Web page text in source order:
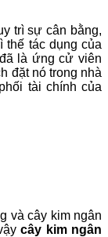
trì sự cân bằng,
thế tác dụng của
là ứng cử viên
đặt nó trong nhà
tài chính của
và cây kim ngân
cây kim ngân